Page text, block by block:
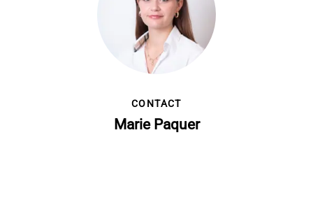
CONTACT
Marie Paquer